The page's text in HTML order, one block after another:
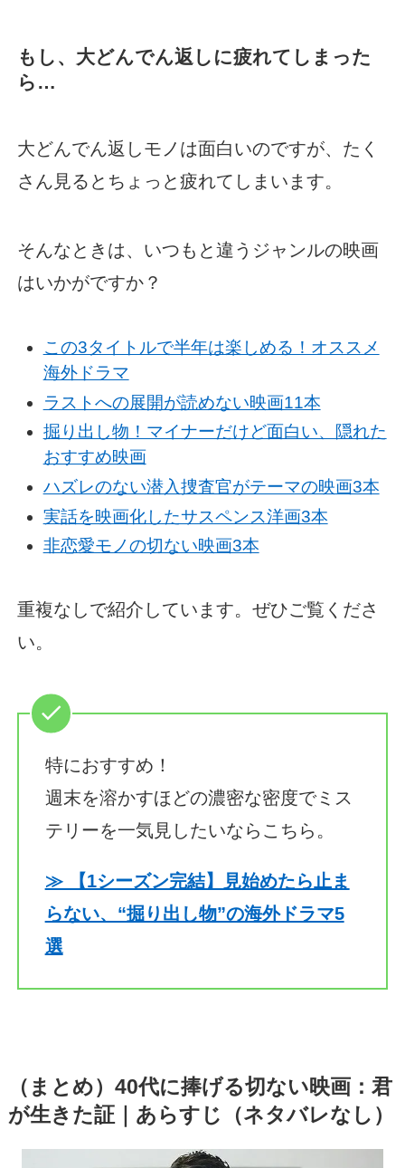
もし、大どんでん返しに疲れてしまった
ら…
大どんでん返しモノは面白いのですが、たく
さん見るとちょっと疲れてしまいます。
そんなときは、いつもと違うジャンルの映画
はいかがですか？
この3タイトルで半年は楽しめる！オススメ
海外ドラマ
ラストへの展開が読めない映画11本
掘り出し物！マイナーだけど面白い、隠れた
おすすめ映画
ハズレのない潜入捜査官がテーマの映画3本
実話を映画化したサスペンス洋画3本
非恋愛モノの切ない映画3本
重複なしで紹介しています。ぜひご覧くださ
い。
特におすすめ！
週末を溶かすほどの濃密な密度でミス
テリーを一気見したいならこちら。
≫ 【1シーズン完結】見始めたら止ま
らない、“掘り出し物”の海外ドラマ5
選
（まとめ）40代に捧げる切ない映画：君
が生きた証｜あらすじ（ネタバレなし）